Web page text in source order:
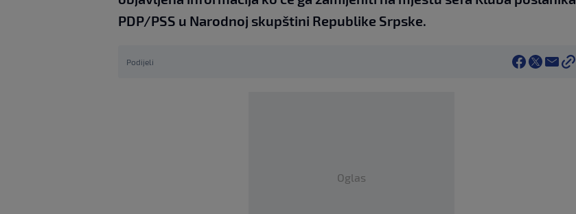
PDP/PSS u Narodnoj skupštini Republike Srpske.
Podijeli
Oglas